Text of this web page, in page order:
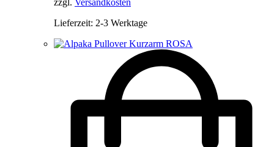
auf
der
Produktseite
gewählt
werden
zzgl. Versandkosten
Lieferzeit: 2-3 Werktage